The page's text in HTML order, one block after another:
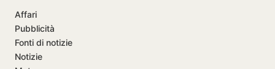
Affari
Pubblicità
Fonti di notizie
Notizie